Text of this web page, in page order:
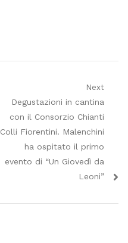
Next
Next
post:
Degustazioni in cantina
con il Consorzio Chianti
Colli Fiorentini. Malenchini
ha ospitato il primo
evento di “Un Giovedì da
Leoni”